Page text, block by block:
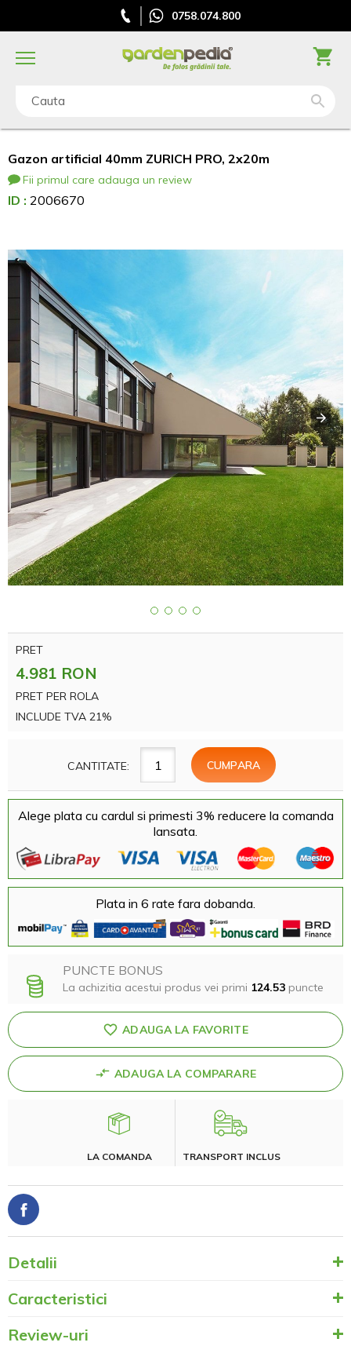
0758.074.800
Cauta
Gazon artificial 40mm ZURICH PRO, 2x20m
Fii primul care adauga un review
ID : 2006670
PRET
4.981 RON
PRET PER ROLA
INCLUDE TVA 21%
CANTITATE:
Alege plata cu cardul si primesti 3% reducere la comanda
lansata.
Plata in 6 rate fara dobanda.
PUNCTE BONUS
La achizitia acestui produs vei primi 124.53 puncte
ADAUGA LA FAVORITE
ADAUGA LA COMPARARE
LA COMANDA TRANSPORT INCLUS
Detalii
Caracteristici
Review-uri